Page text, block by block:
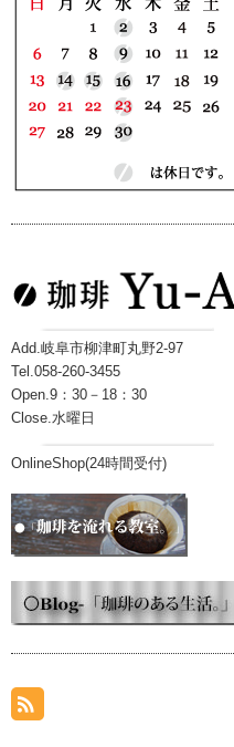
Add.岐阜市柳津町丸野2-97
Tel.058-260-3455
Open.9：30－18：30
Close.水曜日
OnlineShop(24時間受付)